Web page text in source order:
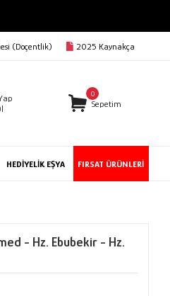
(Doçentlik) 2025 Kaynakça
0
Sepetim
HEDİYELİK EŞYA FIRSAT ÜRÜNLERİ
- Hz. Ebubekir - Hz.